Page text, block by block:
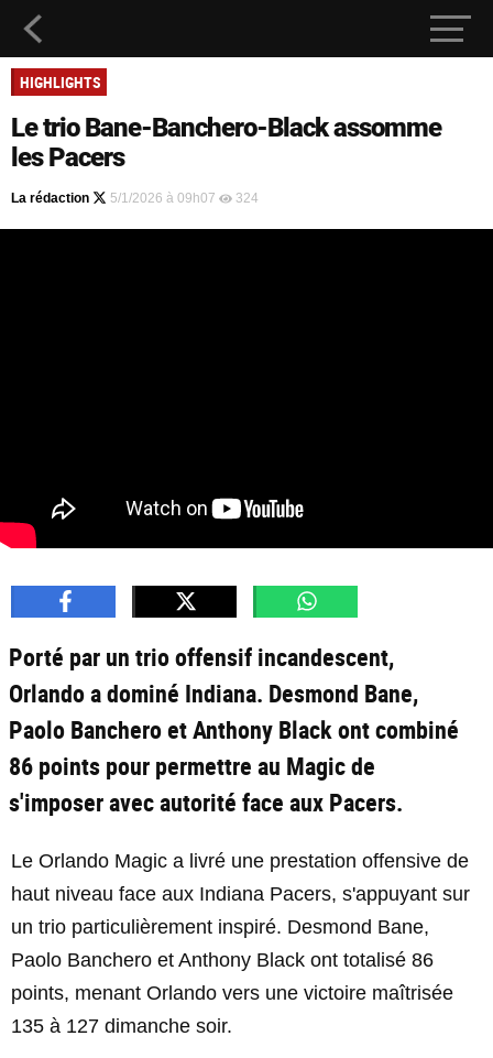
HIGHLIGHTS
Le trio Bane-Banchero-Black assomme
les Pacers
La rédaction 5/1/2026 à 09h07 324
Porté par un trio offensif incandescent,
Orlando a dominé Indiana. Desmond Bane,
Paolo Banchero et Anthony Black ont combiné
86 points pour permettre au Magic de
s'imposer avec autorité face aux Pacers.
Le Orlando Magic a livré une prestation offensive de
haut niveau face aux Indiana Pacers, s'appuyant sur
un trio particulièrement inspiré. Desmond Bane,
Paolo Banchero et Anthony Black ont totalisé 86
points, menant Orlando vers une victoire maîtrisée
135 à 127 dimanche soir.